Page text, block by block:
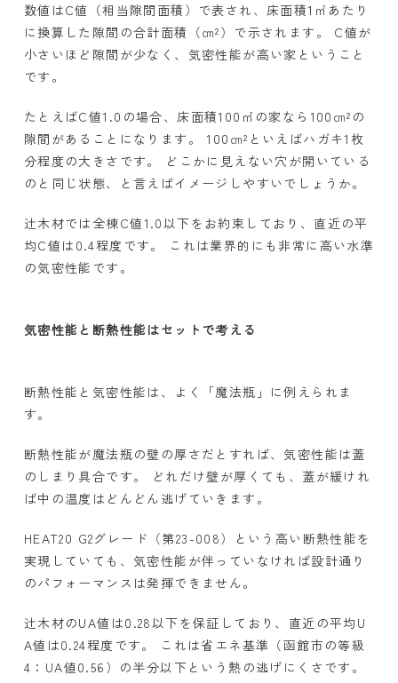
数値はC値（相当隙間面積）で表され、床面積1 ㎡あたり
に換算した隙間の合計面積（㎝²）で示されます。 C値が
小さいほど隙間が少なく、気密性能が高い家ということ
です。
たとえばC値1.0 の場合、床面積100 ㎡の家なら 100 ㎝² の
隙間があることになります。
100 ㎝² といえばハガキ1 枚
分程度の大きさです。 どこかに見えない穴が開いている
のと同じ状態、と言えばイメージしやすいでしょうか。
辻木材では全棟C値1.0以下をお約束しており、直近の平
均C値は 0.4程度です。 これは業界的にも非常に高い水準
の気密性能です。
気密性能と断熱性能はセットで考える
断熱性能と気密性能は、よく「魔法瓶」に例えられま
す。
断熱性能が魔法瓶の壁の厚さだとすれば、気密性能は蓋
のしまり具合です。 どれだけ壁が厚くても、蓋が緩けれ
ば中の温度はどんどん逃げていきます。
HEAT20 G2グレード（第23-008）という高い断熱性能を
実現していても、気密性能が伴っていなければ設計通り
のパフォーマンスは発揮できません。
辻木材のUA値は0.28以下を保証しており、直近の平均 U
A値は0.24程度です。 これは省エネ基準（函館市の等級
4 ： UA値0.56 ）の半分以下という熱の逃げにくさです。